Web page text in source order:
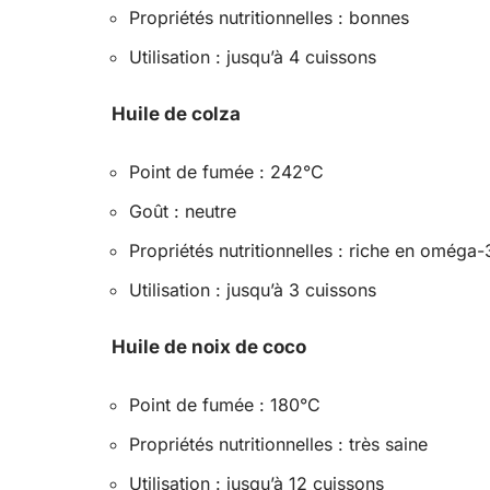
Propriétés nutritionnelles : bonnes
Utilisation : jusqu’à 4 cuissons
Huile de colza
Point de fumée : 242°C
Goût : neutre
Propriétés nutritionnelles : riche en oméga-
Utilisation : jusqu’à 3 cuissons
Huile de noix de coco
Point de fumée : 180°C
Propriétés nutritionnelles : très saine
Utilisation : jusqu’à 12 cuissons